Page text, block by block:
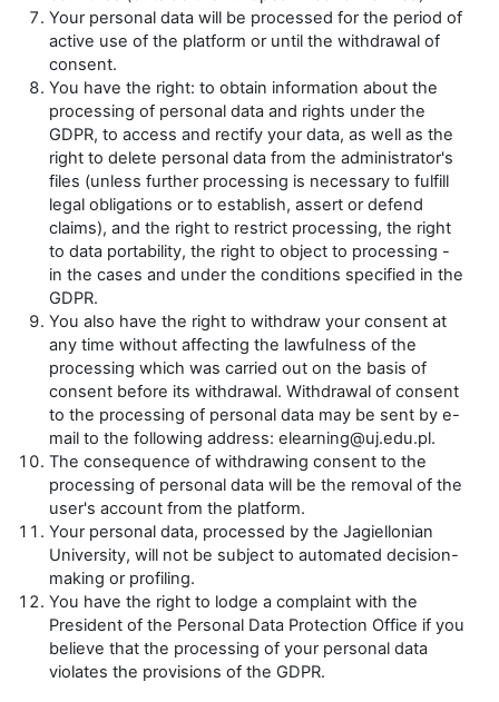
Your personal data will be processed for the period of
active use of the platform or until the withdrawal of
consent.
You have the right: to obtain information about the
processing of personal data and rights under the
GDPR, to access and rectify your data, as well as the
right to delete personal data from the administrator's
files (unless further processing is necessary to fulfill
legal obligations or to establish, assert or defend
claims), and the right to restrict processing, the right
to data portability, the right to object to processing -
in the cases and under the conditions specified in the
GDPR.
You also have the right to withdraw your consent at
any time without affecting the lawfulness of the
processing which was carried out on the basis of
consent before its withdrawal. Withdrawal of consent
to the processing of personal data may be sent by e-
mail to the following address: elearning@uj.edu.pl.
The consequence of withdrawing consent to the
processing of personal data will be the removal of the
user's account from the platform.
Your personal data, processed by the Jagiellonian
University, will not be subject to automated decision-
making or profiling.
You have the right to lodge a complaint with the
President of the Personal Data Protection Office if you
believe that the processing of your personal data
violates the provisions of the GDPR.